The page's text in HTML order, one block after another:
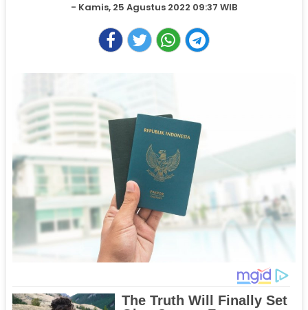
- Kamis, 25 Agustus 2022 09:37 WIB